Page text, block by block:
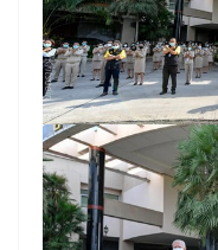
Search
for: